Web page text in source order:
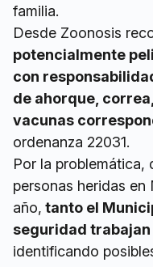
familia.
Desde Zoonosis
potencialmente
con
de ahorque,
vacunas
ordenanza 22031.
Por la problemática,
personas heridas
año, tanto el
seguridad
identificando